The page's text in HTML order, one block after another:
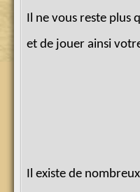
Il ne vous reste plus
et de jouer ainsi
Il existe de